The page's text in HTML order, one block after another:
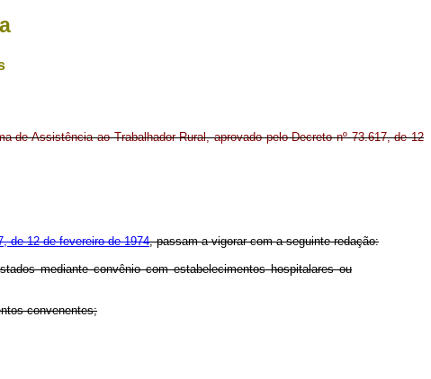
de Assistência ao Trabalhador Rural, aprovado pelo Decreto nº 73.617, de 12
de 12 de fevereiro de 1974, passam a vigorar com a seguinte redação:
mediante convênio com estabelecimentos hospitalares ou
convenentes;